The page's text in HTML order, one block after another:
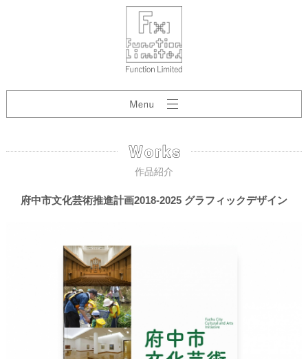
作品紹介
府中市文化芸術推進計画2018-2025 グラフィックデザイン